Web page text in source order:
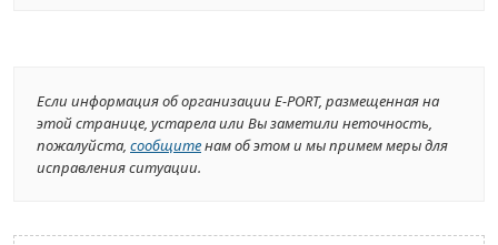
Если информация об организации E-PORT, размещенная на
этой странице, устарела или Вы заметили неточность,
пожалуйста, сообщитенам об этом и мы примем меры для
исправления ситуации.